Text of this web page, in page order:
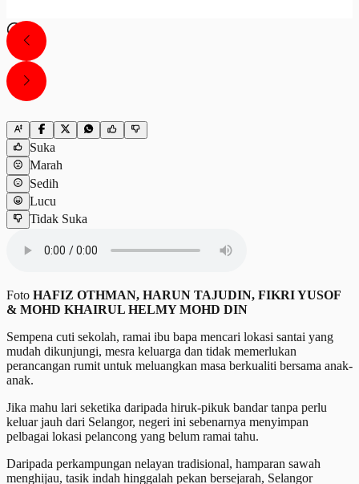
Suka
Marah
Sedih
Lucu
Tidak Suka
Foto HAFIZ OTHMAN, HARUN TAJUDIN, FIKRI YUSOF
& MOHD KHAIRUL HELMY MOHD DIN
Sempena cuti sekolah, ramai ibu bapa mencari lokasi santai yang
mudah dikunjungi, mesra keluarga dan tidak memerlukan
perancangan rumit untuk meluangkan masa berkualiti bersama anak-
anak.
Jika mahu lari seketika daripada hiruk-pikuk bandar tanpa perlu
keluar jauh dari Selangor, negeri ini sebenarnya menyimpan
pelbagai lokasi pelancong yang belum ramai tahu.
Daripada perkampungan nelayan tradisional, hamparan sawah
menghijau, tasik indah hinggalah pekan bersejarah, Selangor